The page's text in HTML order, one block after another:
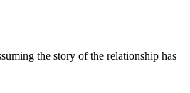
the story of the relationship has